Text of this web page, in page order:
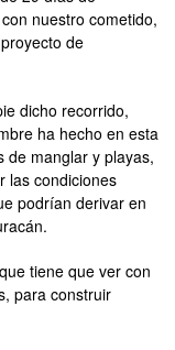
nuestro cometido,
de
dicho recorrido,
ha hecho en esta
de manglar y playas,
las condiciones
podrían derivar en
tiene que ver con
para construir